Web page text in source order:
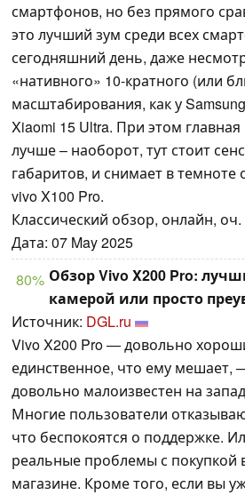
смартфонов, но без прямого
это лучший зум среди всех
сегодняшний день, даже
«нативного» 10-кратного (или
масштабирования, как у
Xiaomi 15 Ultra. При этом
лучше – наоборот, тут стоит
габаритов, и снимает в темноте
vivo X100 Pro.
Классический обзор, онлайн,
Дата: 07 May 2025
80% Обзор Vivo X200 Pro:
камерой или просто
Источник: DGL.ru
Vivo X200 Pro — довольно
единственное, что ему мешает,
довольно малоизвестен на
Многие пользователи
что беспокоятся о поддержке.
реальные проблемы с покупкой
магазине. Кроме того, если вы